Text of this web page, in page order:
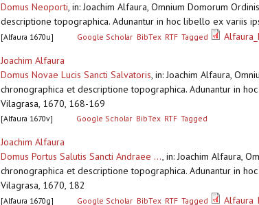
Domus Neoporti, in: Joachim Alfaura, Omnium Domorum
descriptione topographica. Adunantur in hoc libello ex variis
[Alfaura 1670u] Google Scholar BibTex RTF Tagged
Joachim Alfaura
Domus Novae Lucis Sancti Salvatoris, in: Joachim Alfaura,
chronographica et descriptione topographica. Adunantur in
Vilagrasa, 1670, 168-169
[Alfaura 1670v] Google Scholar BibTex RTF Tagged
Joachim Alfaura
Domus Portus Salutis Sancti Andraee ..., in: Joachim Alfaura,
chronographica et descriptione topographica. Adunantur in
Vilagrasa, 1670, 182
[Alfaura 1670g] Google Scholar BibTex RTF Tagged